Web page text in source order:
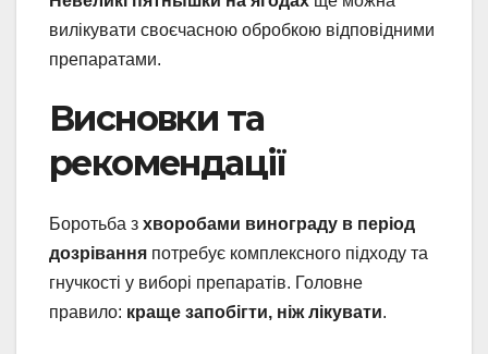
вилікувати своєчасною обробкою відповідними
препаратами.
Висновки та
рекомендації
Боротьба з хворобами винограду в період
дозрівання потребує комплексного підходу та
гнучкості у виборі препаратів. Головне
правило: краще запобігти, ніж лікувати.